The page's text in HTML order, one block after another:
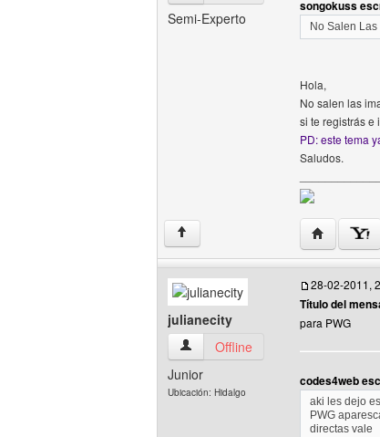
Semi-Experto
songokuss
No Salen
Hola,
No salen las
si te registrás e
PD: este tema
Saludos.
↑ Visitar sitio
julianecity
julianecity Ver perfil del usuario
Offline
Junior
Ubicación: Hidalgo
28-02-2011,
Título del
para PWG
codes4web
aki les dejo
PWG
directas vale